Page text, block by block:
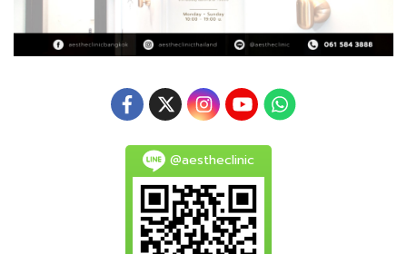
@aestheclinic